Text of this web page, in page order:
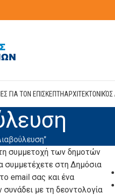
ΓΙΑ ΤΟΝ ΕΠΙΣΚΕΠΤΗ
συμμετοχή των δημοτών
συμμετέχετε στη Δημόσια
email σας και ένα
με τη δεοντολογία